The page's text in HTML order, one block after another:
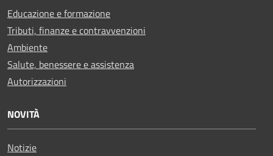
Educazione e formazione
Tributi, finanze e contravvenzioni
Ambiente
Salute, benessere e assistenza
Autorizzazioni
NOVITÀ
Notizie